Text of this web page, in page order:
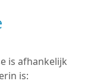
is afhankelijk
is: